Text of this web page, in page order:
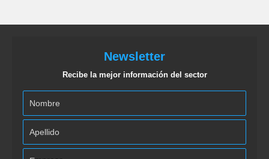
Newsletter
Recibe la mejor información del sector